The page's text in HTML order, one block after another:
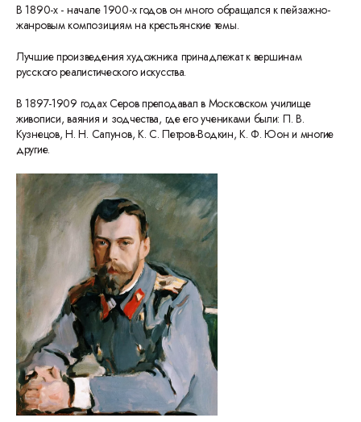
В 1890-х - начале 1900-х годов он много обращался к пейзажно-
жанровым композициям на крестьянские темы.
Лучшие произведения художника принадлежат к вершинам
русского реалистического искусства.
В 1897-1909 годах Серов преподавал в Московском училище
живописи, ваяния и зодчества, где его учениками были: П. В.
Кузнецов, Н. Н. Сапунов, К. С. Петров-Водкин, К. Ф. Юон и многие
другие.